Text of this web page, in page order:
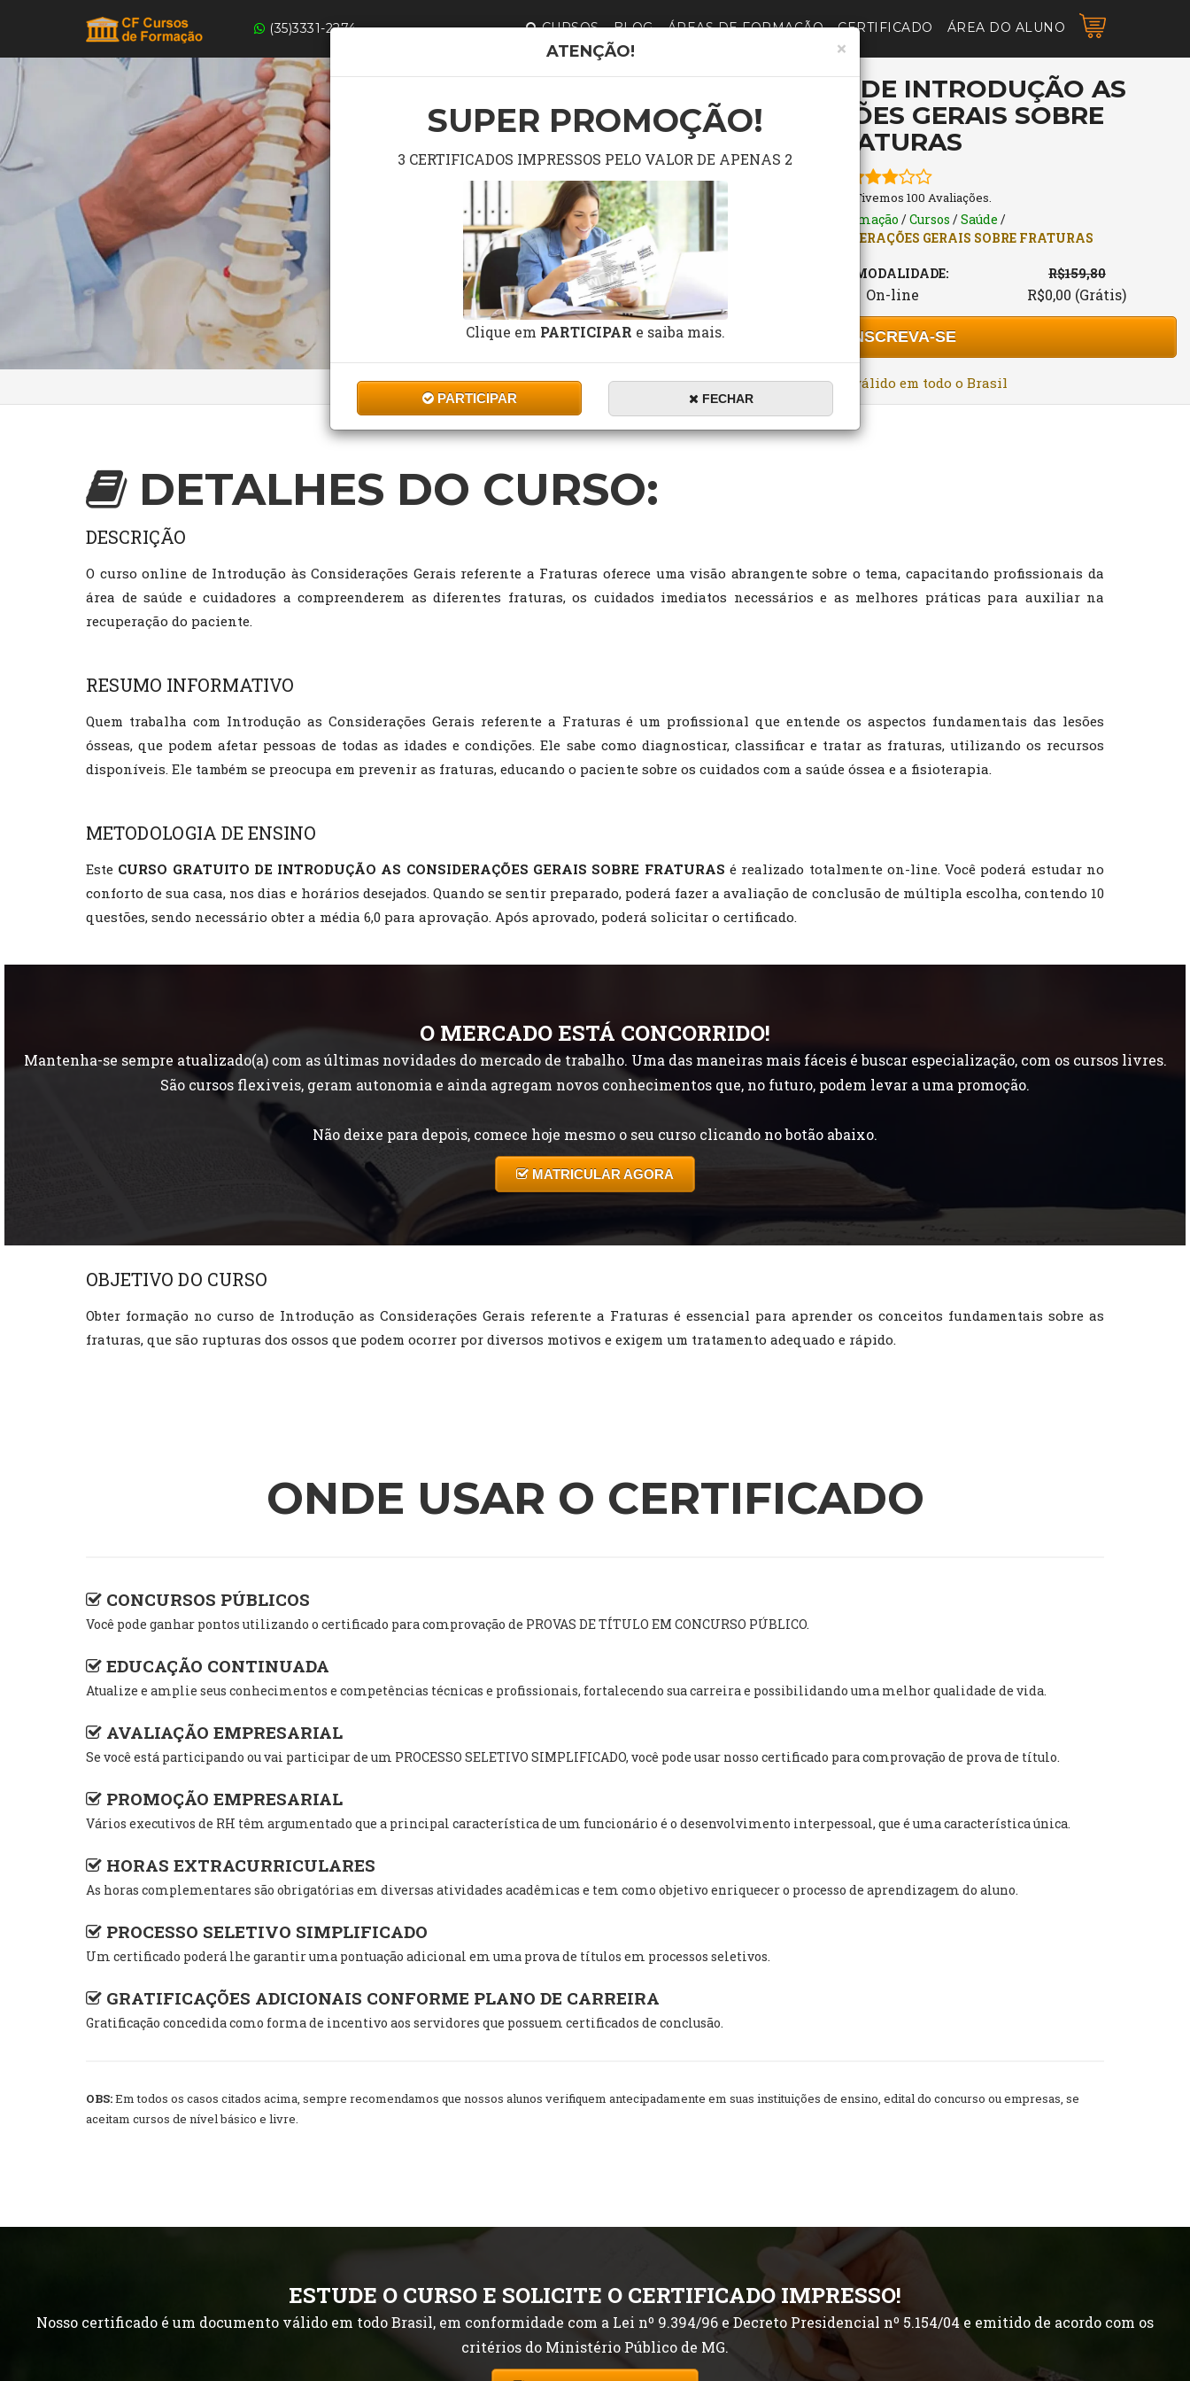
(35)3331-2274 CURSOS BLOG ÁREAS DE FORMAÇÃO CERTIFICADO ÁREA DO ALUNO
CURSO GRÁTIS DE INTRODUÇÃO AS
CONSIDERAÇÕES GERAIS SOBRE
FRATURAS
3 Estrelas. Tivemos 100 Avaliações.
Cursos de Formação /Cursos /Saúde /
INTRODUÇÃO AS CONSIDERAÇÕES GERAIS SOBRE FRATURAS
10 a 60 horas
MODALIDADE:
On-line
R$159,80
R$0,00 (Grátis)
INSCREVA-SE
Certificado válido em todo o Brasil
DETALHES DO CURSO:
DESCRIÇÃO
O curso online de Introdução às Considerações Gerais referente a Fraturas oferece uma visão abrangente sobre o tema, capacitando profissionais da
área de saúde e cuidadores a compreenderem as diferentes fraturas, os cuidados imediatos necessários e as melhores práticas para auxiliar na
recuperação do paciente.
RESUMO INFORMATIVO
Quem trabalha com Introdução as Considerações Gerais referente a Fraturas é um profissional que entende os aspectos fundamentais das lesões
ósseas, que podem afetar pessoas de todas as idades e condições. Ele sabe como diagnosticar, classificar e tratar as fraturas, utilizando os recursos
disponíveis. Ele também se preocupa em prevenir as fraturas, educando o paciente sobre os cuidados com a saúde óssea e a fisioterapia.
METODOLOGIA DE ENSINO
Este CURSO GRATUITO DE INTRODUÇÃO AS CONSIDERAÇÕES GERAIS SOBRE FRATURAS é realizado totalmente on-line. Você poderá estudar no
conforto de sua casa, nos dias e horários desejados. Quando se sentir preparado, poderá fazer a avaliação de conclusão de múltipla escolha, contendo 10
questões, sendo necessário obter a média 6,0 para aprovação. Após aprovado, poderá solicitar o certificado.
O MERCADO ESTÁ CONCORRIDO!
Mantenha-se sempre atualizado(a) com as últimas novidades do mercado de trabalho. Uma das maneiras mais fáceis é buscar especialização, com os cursos livres.
São cursos flexiveis, geram autonomia e ainda agregam novos conhecimentos que, no futuro, podem levar a uma promoção.
Não deixe para depois, comece hoje mesmo o seu curso clicando no botão abaixo.
MATRICULAR AGORA
OBJETIVO DO CURSO
Obter formação no curso de Introdução as Considerações Gerais referente a Fraturas é essencial para aprender os conceitos fundamentais sobre as
fraturas, que são rupturas dos ossos que podem ocorrer por diversos motivos e exigem um tratamento adequado e rápido.
ONDE USAR O CERTIFICADO
CONCURSOS PÚBLICOS
Você pode ganhar pontos utilizando o certificado para comprovação de PROVAS DE TÍTULO EM CONCURSO PÚBLICO.
EDUCAÇÃO CONTINUADA
Atualize e amplie seus conhecimentos e competências técnicas e profissionais, fortalecendo sua carreira e possibilidando uma melhor qualidade de vida.
AVALIAÇÃO EMPRESARIAL
Se você está participando ou vai participar de um PROCESSO SELETIVO SIMPLIFICADO, você pode usar nosso certificado para comprovação de prova de título.
PROMOÇÃO EMPRESARIAL
Vários executivos de RH têm argumentado que a principal característica de um funcionário é o desenvolvimento interpessoal, que é uma característica única.
HORAS EXTRACURRICULARES
As horas complementares são obrigatórias em diversas atividades acadêmicas e tem como objetivo enriquecer o processo de aprendizagem do aluno.
PROCESSO SELETIVO SIMPLIFICADO
Um certificado poderá lhe garantir uma pontuação adicional em uma prova de títulos em processos seletivos.
GRATIFICAÇÕES ADICIONAIS CONFORME PLANO DE CARREIRA
Gratificação concedida como forma de incentivo aos servidores que possuem certificados de conclusão.
OBS:Em todos os casos citados acima, sempre recomendamos que nossos alunos verifiquem antecipadamente em suas instituições de ensino, edital do concurso ou empresas, se
aceitam cursos de nível básico e livre.
ESTUDE O CURSO E SOLICITE O CERTIFICADO IMPRESSO!
Nosso certificado é um documento válido em todo Brasil, em conformidade com a Lei nº 9.394/96 e Decreto Presidencial nº 5.154/04 e emitido de acordo com os
critérios do Ministério Público de MG.
×
ATENÇÃO!
SUPER PROMOÇÃO!
3 CERTIFICADOS IMPRESSOS PELO VALOR DE APENAS 2
Clique em PARTICIPAR e saiba mais.
PARTICIPAR FECHAR